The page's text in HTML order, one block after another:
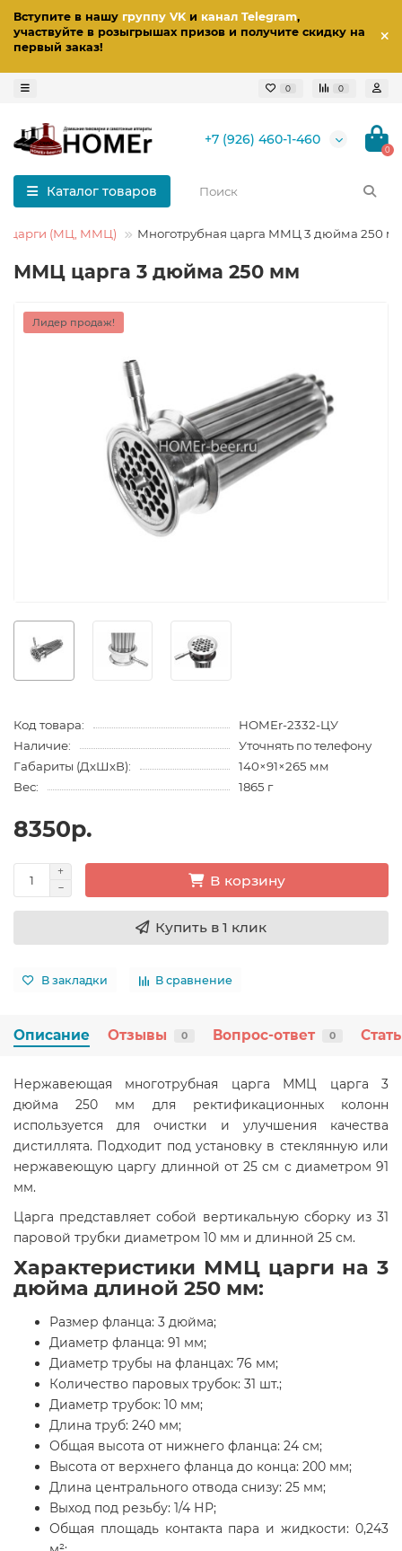
Вступите в нашу группу VKи канал Telegram,
участвуйте в розыгрышах призов и получите скидку на
первый заказ!
0 0
+7 (926) 460-1-460
0
Каталог товаров
царги (МЦ, ММЦ) Многотрубная царга ММЦ 3 дюйма 250
ММЦ царга 3 дюйма 250 мм
Лидер продаж!
Код товара:
HOMEr-2332-ЦУ
Наличие:
Уточнять по телефону
Габариты (ДхШхВ):
140×91×265 мм
Вес:
1865 г
8350р.
В корзину
Купить в 1 клик
В закладки В сравнение
Описание Отзывы 0 Вопрос-ответ 0
Нержавеющая многотрубная царга ММЦ царга 3
дюйма 250 мм для ректификационных колонн
используется для очистки и улучшения качества
дистиллята. Подходит под установку в стеклянную или
нержавеющую царгу длинной от 25 см с диаметром 91
мм.
Царга представляет собой вертикальную сборку из 31
паровой трубки диаметром 10 мм и длинной 25 см.
Характеристики ММЦ царги на 3
дюйма длиной 250 мм:
Размер фланца: 3 дюйма;
Диаметр фланца: 91 мм;
Диаметр трубы на фланцах: 76 мм;
Количество паровых трубок: 31 шт.;
Диаметр трубок: 10 мм;
Длина труб: 240 мм;
Общая высота от нижнего фланца: 24 см;
Высота от верхнего фланца до конца: 200 мм;
Длина центрального отвода снизу: 25 мм;
Выход под резьбу: 1/4 НР;
Общая площадь контакта пара и жидкости: 0,243